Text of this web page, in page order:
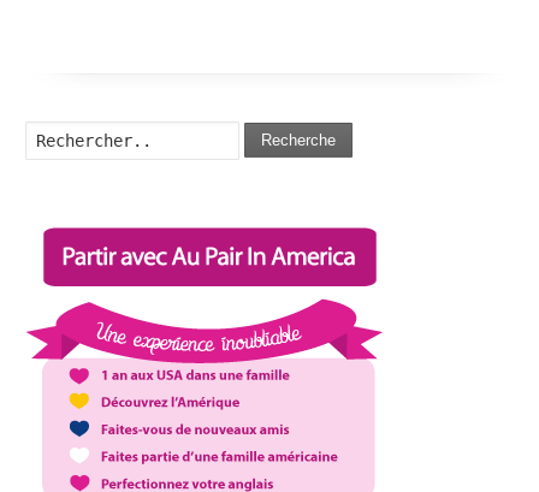
Recherche